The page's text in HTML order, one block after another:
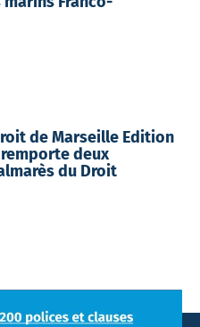
de Marseille Edition
remporte deux
du Droit